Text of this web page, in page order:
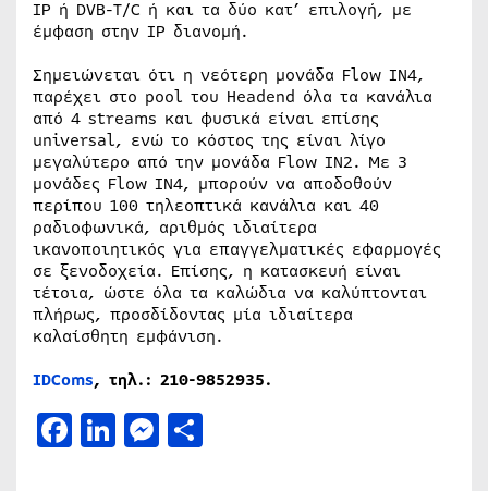
IP ή DVB-T/C ή και τα δύο κατ’ επιλογή, με
έμφαση στην IP διανομή.
Σημειώνεται ότι η νεότερη μονάδα Flow IN4,
παρέχει στο pool του Headend όλα τα κανάλια
από 4 streams και φυσικά είναι επίσης
universal, ενώ το κόστος της είναι λίγο
μεγαλύτερο από την μονάδα Flow IN2. Με 3
μονάδες Flow IN4, μπορούν να αποδοθούν
περίπου 100 τηλεοπτικά κανάλια και 40
ραδιοφωνικά, αριθμός ιδιαίτερα
ικανοποιητικός για επαγγελματικές εφαρμογές
σε ξενοδοχεία. Επίσης, η κατασκευή είναι
τέτοια, ώστε όλα τα καλώδια να καλύπτονται
πλήρως, προσδίδοντας μία ιδιαίτερα
καλαίσθητη εμφάνιση.
IDComs, τηλ.: 210-9852935.
Facebook
LinkedIn
Messenger